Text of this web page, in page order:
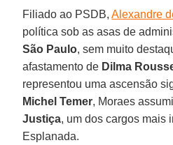
Filiado ao PSDB,Alexandre
política sob as asas de
São Paulo, sem muito
afastamento de Dilma
representou uma ascensão
Michel Temer, Moraes
Justiça, um dos cargos mais
Esplanada.